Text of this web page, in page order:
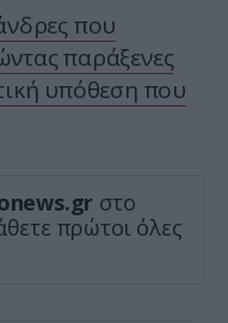
που
παράξενες
υπόθεση που
στο
πρώτοι όλες